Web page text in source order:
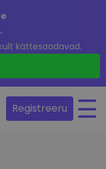
kättesaadavad.
Registreeru